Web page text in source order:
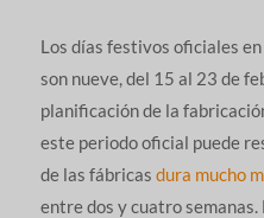
Los días festivos oficiales
son nueve, del 15 al 23 de
planificación de la
este periodo oficial puede
de las fábricas dura mucho
entre dos y cuatro